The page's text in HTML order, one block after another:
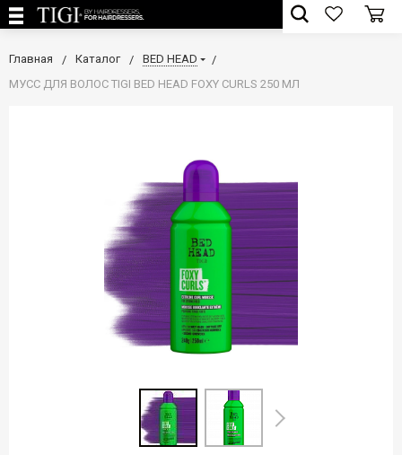
Главная Каталог
BED HEAD
МУСС ДЛЯ ВОЛОС TIGI BED HEAD FOXY CURLS 250 МЛ